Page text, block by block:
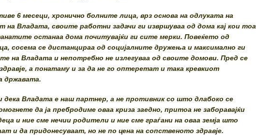
6 месеци, хронично болните лица, врз основа на одлуката на
на Владата, своите работни задачи ги извршуваа од дома кај кои тоа
останаа дома почитувајќи ги сите мерки. Повеќето од
сосема се дистанцираа од социјалните дружења и максимално ги
на Владата и непотребно не излегуваа од своите домови. Пред се
а понатаму и за да не го оптеретат и така кревкиот
државата.
дека Владата е наш партнер, а не противник со што длабоко се
да ја пребродиме оваа криза заедно, притоа не заборавајќи
и ние сме нечии родители и ние сме граѓани на оваа земја што
и да придонесуваат, но не по цена на сопственото здравје.